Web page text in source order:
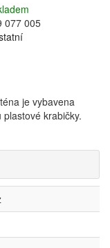
077 005
je vybavena
krabičky.